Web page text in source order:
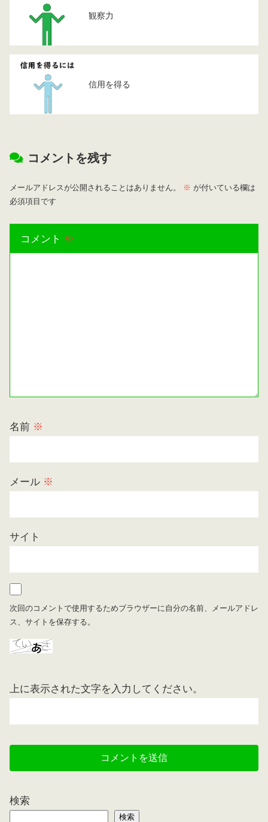
観察力
信用を得る
コメントを残す
メールアドレスが公開されることはありません。 ※ が付いている欄は
必須項目です
コメント ※
名前 ※
メール ※
サイト
次回のコメントで使用するためブラウザーに自分の名前、メールアドレ
ス、サイトを保存する。
上に表示された文字を入力してください。
検索
検索